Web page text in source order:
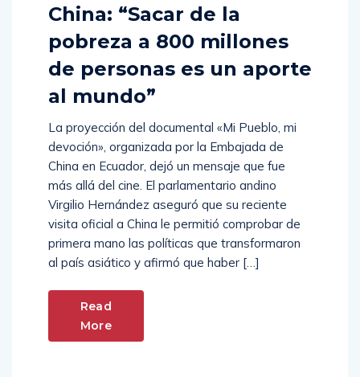
China: “Sacar de la
pobreza a 800 millones
de personas es un aporte
al mundo”
La proyección del documental «Mi Pueblo, mi
devoción», organizada por la Embajada de
China en Ecuador, dejó un mensaje que fue
más allá del cine. El parlamentario andino
Virgilio Hernández aseguró que su reciente
visita oficial a China le permitió comprobar de
primera mano las políticas que transformaron
al país asiático y afirmó que haber […]
Read
More